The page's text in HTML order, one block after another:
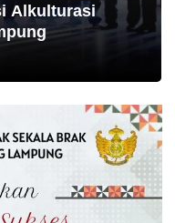
Alkulturasi